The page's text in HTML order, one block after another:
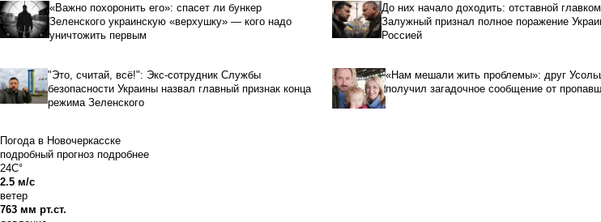
«Важно похоронить его»: спасет ли бункер
Зеленского украинскую «верхушку» — кого надо
уничтожить первым
До них начало доходить: отставной
Залужный признал полное поражение
Россией
"Это, считай, всё!": Экс-сотрудник Службы
безопасности Украины назвал главный признак конца
режима Зеленского
«Нам мешали жить проблемы»: друг
получил загадочное сообщение от
Погода в Новочеркасске
подробный прогноз подробнее
24C°
2.5 м/с
ветер
763 мм рт.ст.